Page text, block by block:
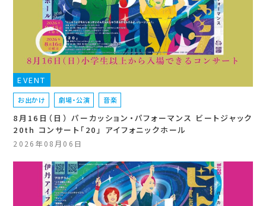
EVENT
お出かけ 劇場・公演 音楽
8月16日（日） パーカッション・パフォーマンス ビートジャック
20th コンサート「20」 アイフォニックホール
2026年08月06日